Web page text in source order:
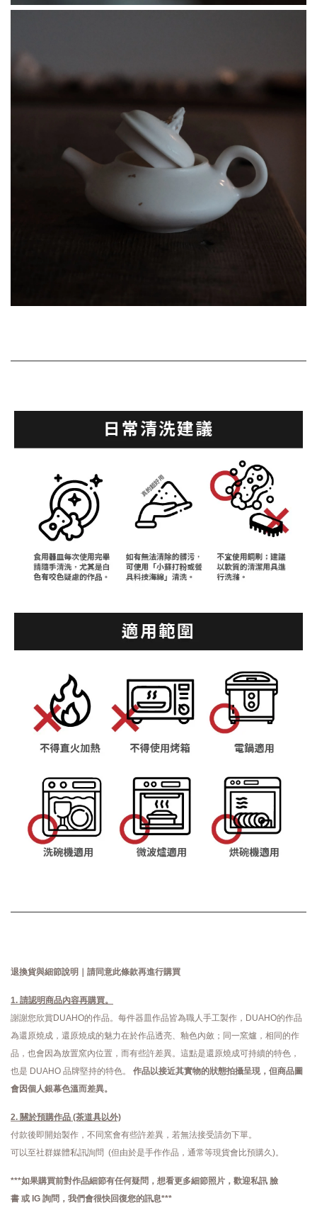
退換貨與細節說明｜請同意此條款再進行購買
1. 請認明商品內容再購買。
謝謝您欣賞DUAHO的作品。每件器皿作品皆為職人手工製作，DUAHO的作品
為還原燒成，還原燒成的魅力在於作品透亮、釉色內斂；同一窯爐，相同的作
品，也會因為放置窯內位置，而有些許差異。這點是還原燒成可持續的特色，
也是 DUAHO 品牌堅持的特色。 作品以接近其實物的狀態拍攝呈現，但商品圖
會因個人銀幕色溫而差異。
2. 關於預購作品 (茶道具以外)
付款後即開始製作，不同窯會有些許差異，若無法接受請勿下單。
可以至社群媒體私訊詢問 (但由於是手作作品，通常等現貨會比預購久)。
***如果購買前對作品細節有任何疑問，想看更多細節照片，歡迎私訊 臉
書 或 IG 詢問， 我們會很快回復您的訊息***